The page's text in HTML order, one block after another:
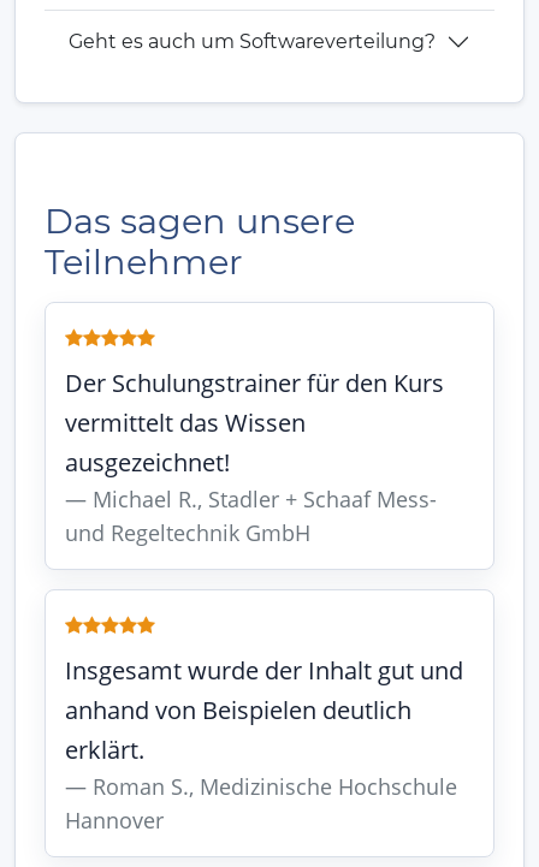
Geht es auch um Softwareverteilung?
Das sagen unsere
Teilnehmer
Der Schulungstrainer für den Kurs
vermittelt das Wissen
ausgezeichnet!
Michael R., Stadler + Schaaf Mess-
und Regeltechnik GmbH
Insgesamt wurde der Inhalt gut und
anhand von Beispielen deutlich
erklärt.
Roman S., Medizinische Hochschule
Hannover